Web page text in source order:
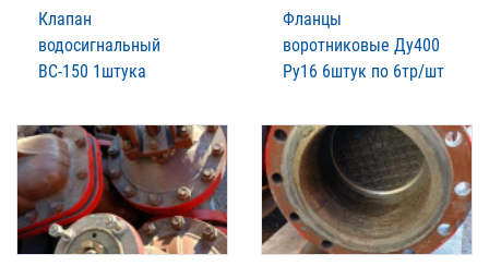
Клапан
водосигнальный
ВС-150 1штука
Фланцы
воротниковые Ду400
Ру16 6штук по 6тр/шт